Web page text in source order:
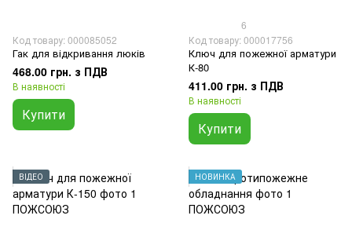
Код товару: 000085052
Гак для відкривання люків
468.00 грн. з ПДВ
В наявності
Купити
6
Код товару: 000017756
Ключ для пожежної арматури
К-80
411.00 грн. з ПДВ
В наявності
Купити
ВІДЕО НОВИНКА